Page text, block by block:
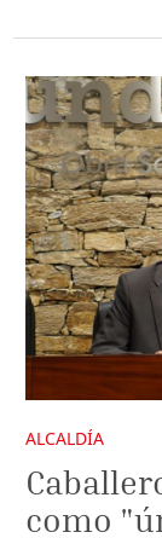
ALCALDÍA
como